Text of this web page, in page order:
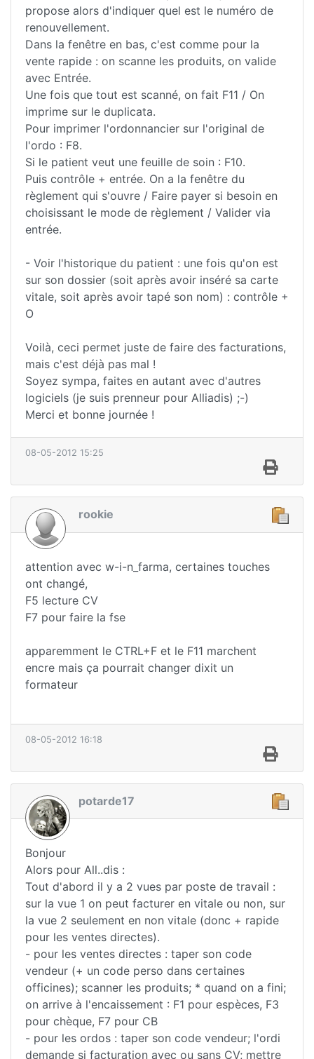
propose alors d'indiquer quel est le numéro de
renouvellement.
Dans la fenêtre en bas, c'est comme pour la
vente rapide : on scanne les produits, on valide
avec Entrée.
Une fois que tout est scanné, on fait F11 / On
imprime sur le duplicata.
Pour imprimer l'ordonnancier sur l'original de
l'ordo : F8.
Si le patient veut une feuille de soin : F10.
Puis contrôle + entrée. On a la fenêtre du
règlement qui s'ouvre / Faire payer si besoin en
choisissant le mode de règlement / Valider via
entrée.
- Voir l'historique du patient : une fois qu'on est
sur son dossier (soit après avoir inséré sa carte
vitale, soit après avoir tapé son nom) : contrôle +
O
Voilà, ceci permet juste de faire des facturations,
mais c'est déjà pas mal !
Soyez sympa, faites en autant avec d'autres
logiciels (je suis prenneur pour Alliadis) ;-)
Merci et bonne journée !
08-05-2012 15:25
rookie
attention avec w-i-n_farma, certaines touches
ont changé,
F5 lecture CV
F7 pour faire la fse
apparemment le CTRL+F et le F11 marchent
encre mais ça pourrait changer dixit un
formateur
08-05-2012 16:18
potarde17
Bonjour
Alors pour All..dis :
Tout d'abord il y a 2 vues par poste de travail :
sur la vue 1 on peut facturer en vitale ou non, sur
la vue 2 seulement en non vitale (donc + rapide
pour les ventes directes).
- pour les ventes directes : taper son code
vendeur (+ un code perso dans certaines
officines); scanner les produits; * quand on a fini;
on arrive à l'encaissement : F1 pour espèces, F3
pour chèque, F7 pour CB
- pour les ordos : taper son code vendeur; l'ordi
demande si facturation avec ou sans CV; mettre